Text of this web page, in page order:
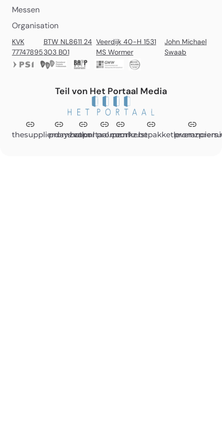
Messen
Organisation
KVK
77747895
BTW NL8611 24
303 B01
Veerdijk 40-H 1531
MS Wormer
John Michael
Swaab
Teil von Het Portaal Media
thesupplierdays.com
promzvak.nl
hetportaal.com
promz.nl
promz.be